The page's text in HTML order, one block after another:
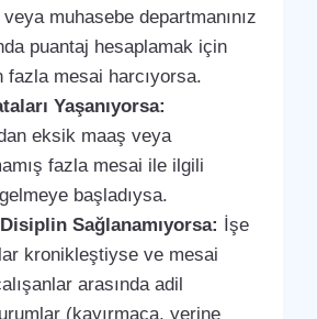
muhasebe departmanınız
puantaj hesaplamak için
fazla mesai harcıyorsa.
Yaşanıyorsa:
eksik maaş veya
fazla mesai ile ilgili
başladıysa.
Sağlanamıyorsa: İşe
kronikleştiyse ve mesai
arasında adil
(kayırmaca, yerine